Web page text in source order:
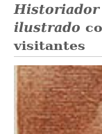
Historiador
ilustrado
visitantes